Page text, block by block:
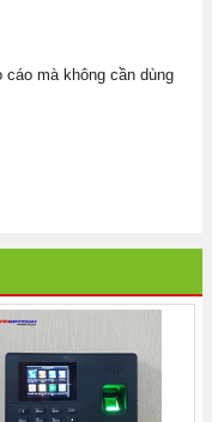
mà không cần dùng